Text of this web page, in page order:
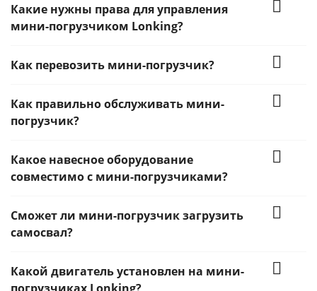
Какие нужны права для управления
мини-погрузчиком Lonking?
Как перевозить мини-погрузчик?
Как правильно обслуживать мини-
погрузчик?
Какое навесное оборудование
совместимо с мини-погрузчиками?
Сможет ли мини-погрузчик загрузить
самосвал?
Какой двигатель установлен на мини-